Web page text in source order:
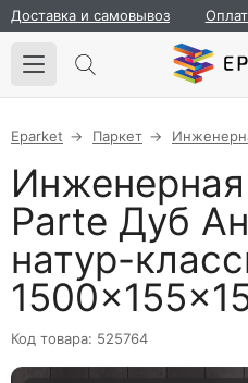
Доставка и самовывоз
Eparket Паркет
Parte Дуб
натур-
Код товара: 525764